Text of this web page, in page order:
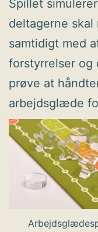
Spillet
deltagerne
samtidigt med
forstyrrelser og
prøve at
arbejdsglæde